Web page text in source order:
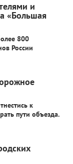
и
«Большая
800
России
к
пути объезда.